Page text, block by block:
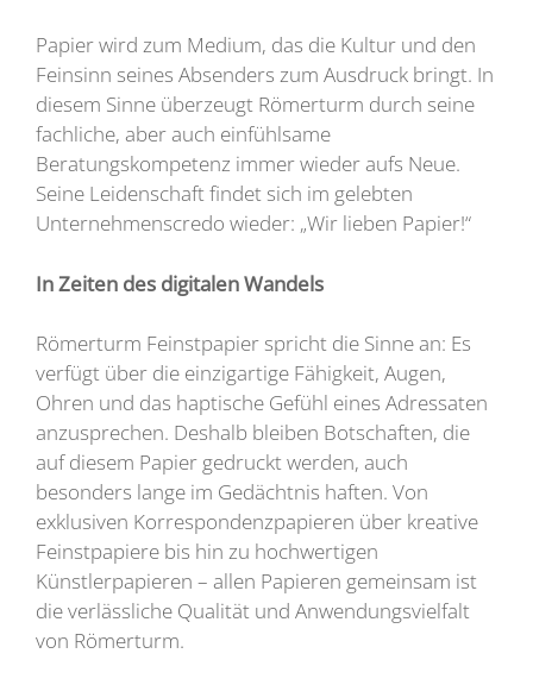
Papier wird zum Medium, das die Kultur und den
Feinsinn seines Absenders zum Ausdruck bringt. In
diesem Sinne überzeugt Römerturm durch seine
fachliche, aber auch einfühlsame
Beratungskompetenz immer wieder aufs Neue.
Seine Leidenschaft findet sich im gelebten
Unternehmenscredo wieder: „Wir lieben Papier!“
In Zeiten des digitalen Wandels
Römerturm Feinstpapier spricht die Sinne an: Es
verfügt über die einzigartige Fähigkeit, Augen,
Ohren und das haptische Gefühl eines Adressaten
anzusprechen. Deshalb bleiben Botschaften, die
auf diesem Papier gedruckt werden, auch
besonders lange im Gedächtnis haften. Von
exklusiven Korrespondenzpapieren über kreative
Feinstpapiere bis hin zu hochwertigen
Künstlerpapieren – allen Papieren gemeinsam ist
die verlässliche Qualität und Anwendungsvielfalt
von Römerturm.